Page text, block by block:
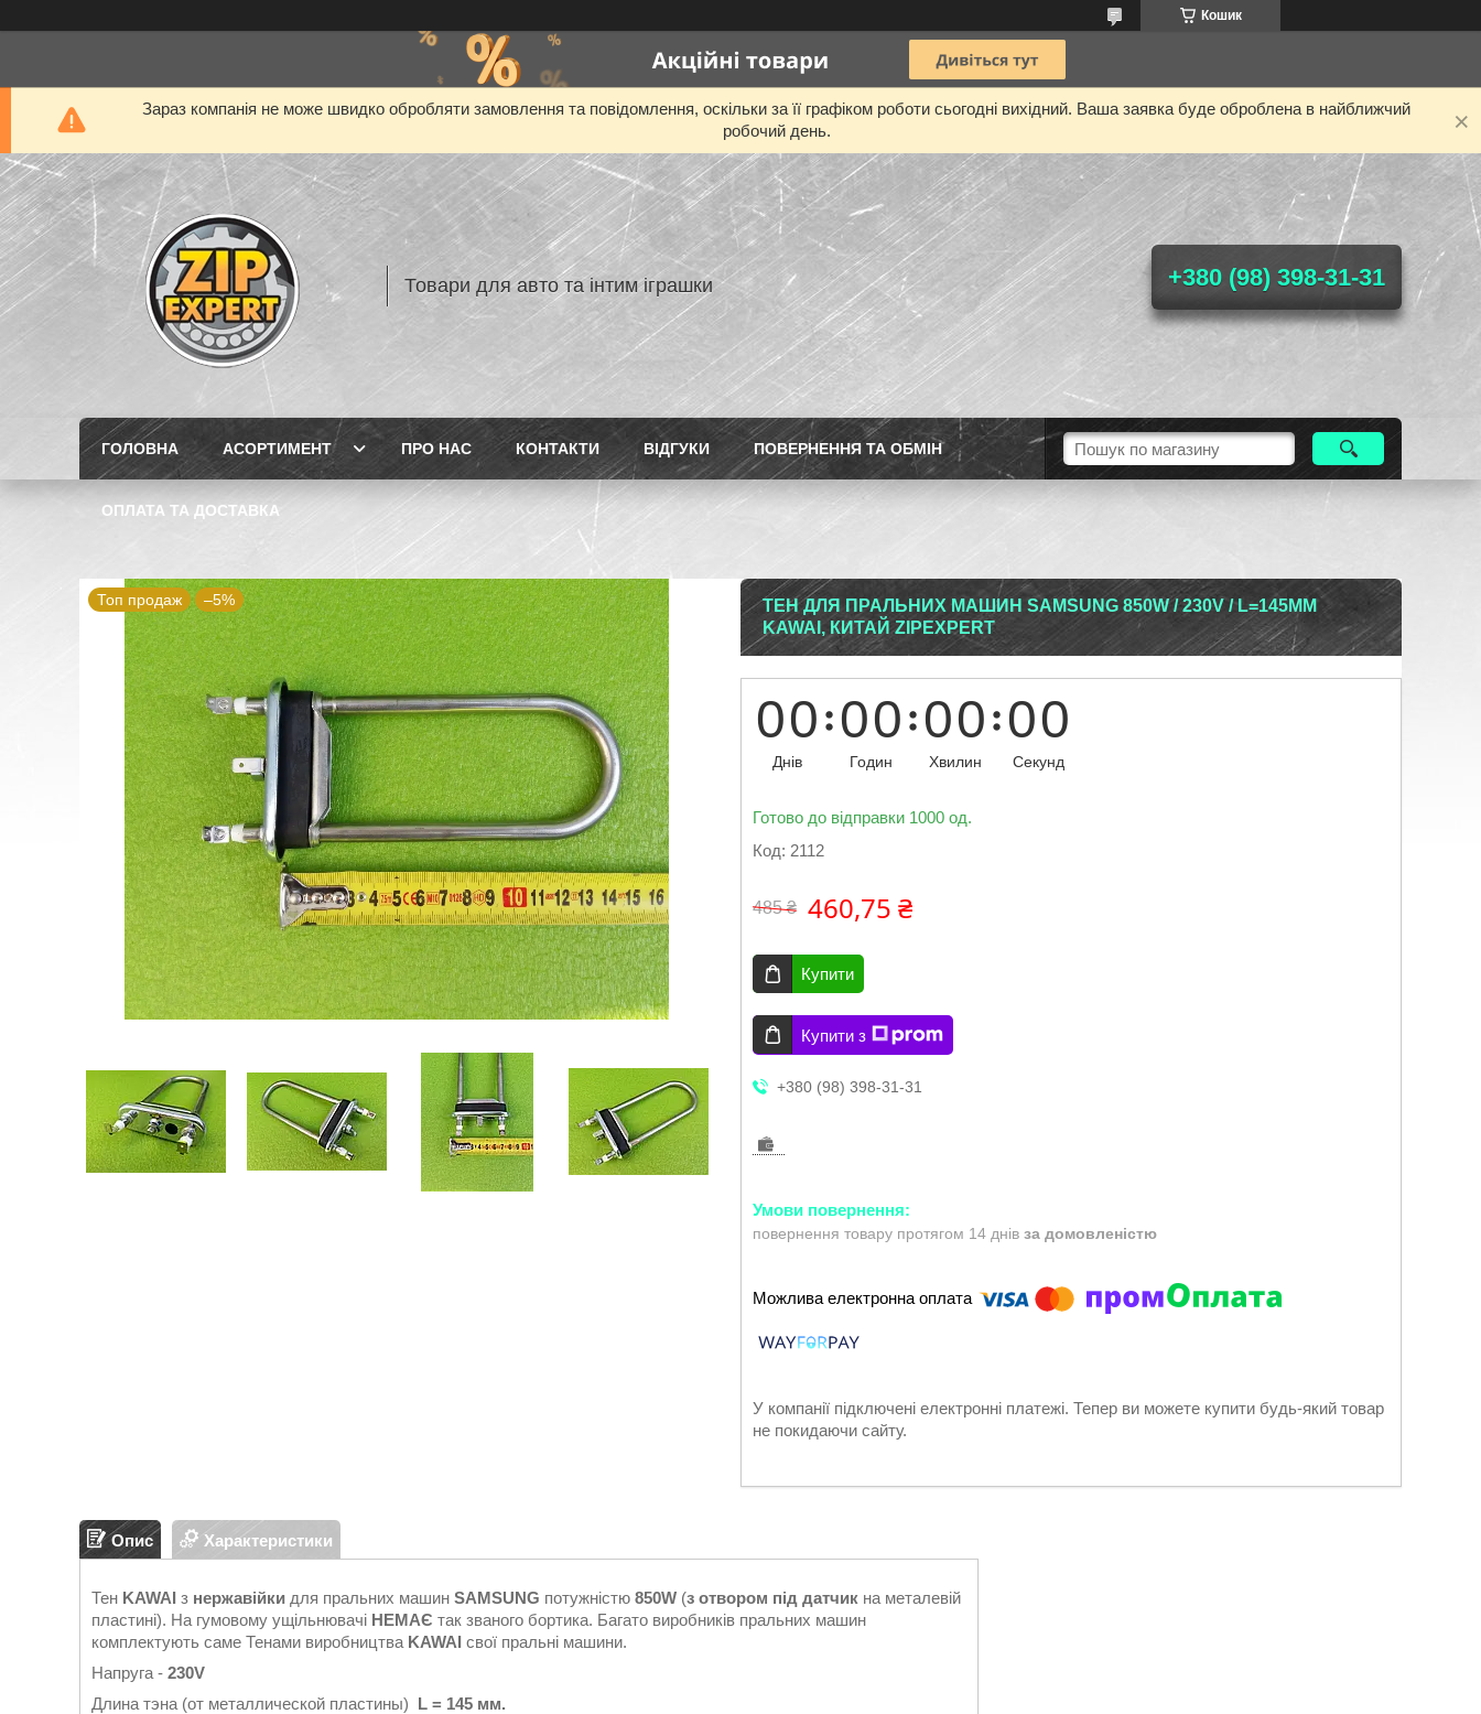
Кошик
Зараз компанія не може швидко обробляти замовлення та повідомлення, оскільки за її графіком роботи сьогодні вихідний. Ваша заявка буде оброблена в найближчий
робочий день.
Товари для авто та інтим іграшки +380 (98) 398-31-31
ГОЛОВНА АСОРТИМЕНТ ПРО НАС КОНТАКТИ ВIДГУКИ ПОВЕРНЕННЯ ТА ОБМIН
ОПЛАТА ТА ДОСТАВКА
Топ продаж –5%
ТЕН ДЛЯ ПРАЛЬНИХ МАШИН SAMSUNG 850W / 230V / L=145ММ
KAWAI, КИТАЙ ZIPEXPERT
00
Днів
00
Годин
00
Хвилин
00
Секунд
Готово до відправки 1000 од.
Код: 2112
485 ₴ 460,75 ₴
Купити
Купити з
+380 (98) 398-31-31
повернення товару протягом 14 днів за домовленістю
У компанії підключені електронні платежі. Тепер ви можете купити будь-який товар
не покидаючи сайту.
Опис Характеристики
Тен KAWAI з нержавійки для пральних машин SAMSUNG потужністю 850W (з отвором під датчик на металевій
пластині). На гумовому ущільнювачі НЕМАЄ так званого бортика. Багато виробників пральних машин
комплектують саме Тенами виробництва KAWAI свої пральні машини.
Напруга - 230V
Длина тэна (от металлической пластины) L = 145 мм.